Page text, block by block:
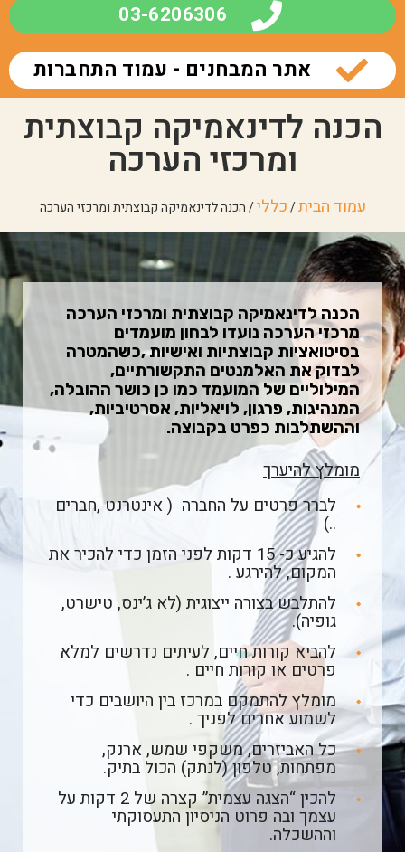
03-6206306
אתר המבחנים - עמוד התחברות
הכנה לדינאמיקה קבוצתית
ומרכזי הערכה
עמוד הבית/כללי/ הכנה לדינאמיקה קבוצתית ומרכזי הערכה
הכנה לדינאמיקה קבוצתית ומרכזי הערכה
מרכזי הערכה נועדו לבחון מועמדים
בסיטואציות קבוצתיות ואישיות ,כשהמטרה
לבדוק את האלמנטים התקשורתיים,
המילוליים של המועמד כמו כן כושר ההובלה,
המנהיגות, פרגון, לויאליות, אסרטיביות,
וההשתלבות כפרט בקבוצה.
מומלץ להיערך
לברר פרטים על החברה ( אינטרנט ,חברים
..)
להגיע כ- 15 דקות לפני הזמן כדי להכיר את
המקום, להירגע .
להתלבש בצורה ייצוגית (לא ג’ינס, טישרט,
גופיה).
להביא קורות חיים, לעיתים נדרשים למלא
פרטים או קורות חיים .
מומלץ להתמקם במרכז בין היושבים כדי
לשמוע אחרים לפניך .
כל האביזרים, משקפי שמש, ארנק,
מפתחות, טלפון (לנתק) הכול בתיק.
להכין “הצגה עצמית” קצרה של 2 דקות על
עצמך ובה פרוט הניסיון התעסוקתי
וההשכלה.